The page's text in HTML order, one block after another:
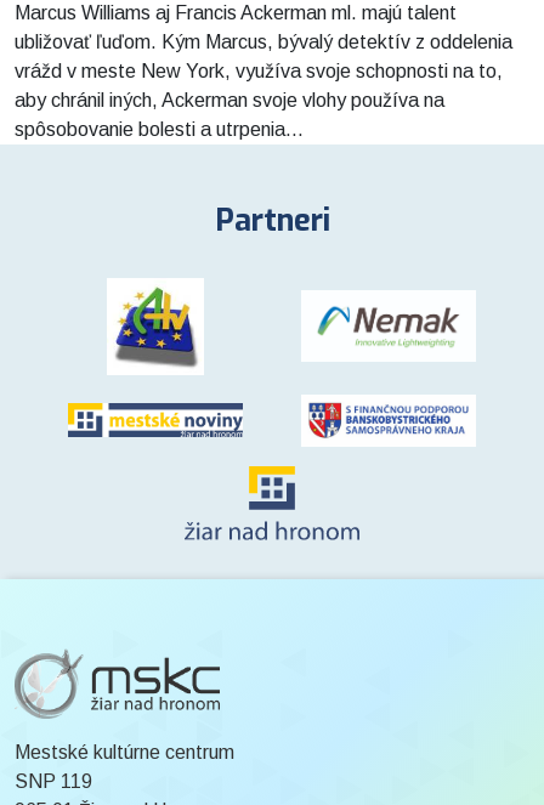
Marcus Williams aj Francis Ackerman ml. majú talent
ubližovať ľuďom. Kým Marcus, bývalý detektív z oddelenia
vrážd v meste New York, využíva svoje schopnosti na to,
aby chránil iných, Ackerman svoje vlohy používa na
spôsobovanie bolesti a utrpenia...
Partneri
Mestské kultúrne centrum
SNP 119